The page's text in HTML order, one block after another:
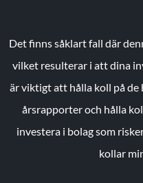
Det finns såklart fall där
vilket resulterar i att dina
är viktigt att hålla koll på de
årsrapporter och hålla
investera i bolag som
kollar